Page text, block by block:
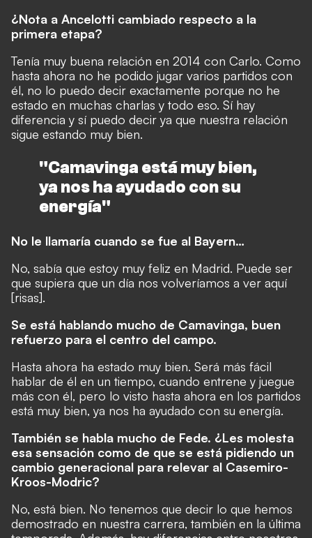
¿Nota a Ancelotti cambiado respecto a la
primera etapa?
Tenía muy buena relación en 2014 con Carlo. Como
hasta ahora no he podido jugar varios partidos con
él, no lo puedo decir exactamente porque no he
estado en muchas charlas y todo eso. Sí hay
diferencia y sí puedo decir ya que nuestra relación
sigue estando muy bien.
"Camavinga está muy bien,
ya nos ha ayudado con su
energía"
No le llamaría cuando se fue al Bayern…
No, sabía que estoy muy feliz en Madrid. Puede ser
que supiera que un día nos volveríamos a ver aquí
[risas].
Se está hablando mucho de Camavinga, buen
refuerzo para el centro del campo.
Hasta ahora ha estado muy bien. Será más fácil
hablar de él en un tiempo, cuando entrene y juegue
más con él, pero lo visto hasta ahora en los partidos
está muy bien, ya nos ha ayudado con su energía.
También se habla mucho de Fede. ¿Les molesta
esa sensación como de que se está pidiendo un
cambio generacional para relevar al Casemiro-
Kroos-Modric?
No, está bien. No tenemos que decir lo que hemos
demostrado en nuestra carrera, también en la última